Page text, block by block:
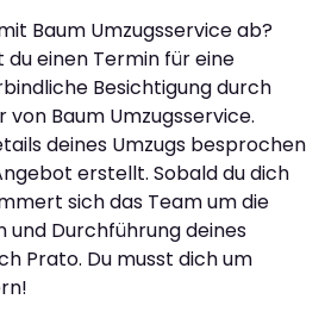
Baum Umzugsservice ab?
einen Termin für eine
Besichtigung durch
Baum Umzugsservice.
deines Umzugs besprochen
erstellt. Sobald du dich
sich das Team um die
und Durchführung deines
Prato. Du musst dich um